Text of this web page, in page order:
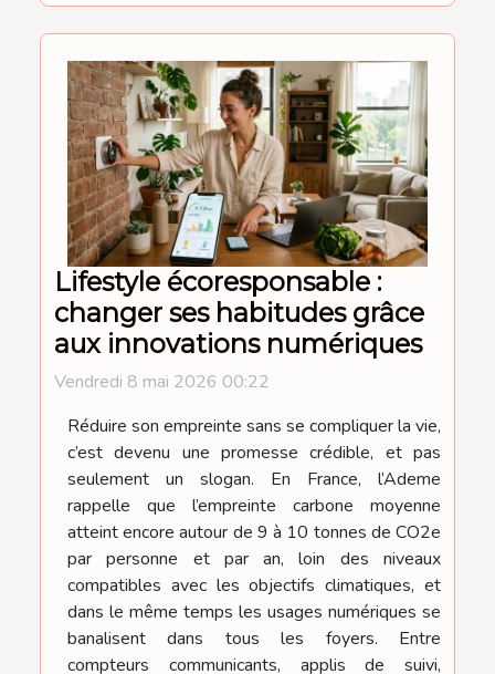
Lifestyle écoresponsable :
changer ses habitudes grâce
aux innovations numériques
Vendredi 8 mai 2026 00:22
Réduire son empreinte sans se compliquer la vie,
c’est devenu une promesse crédible, et pas
seulement un slogan. En France, l’Ademe
rappelle que l’empreinte carbone moyenne
atteint encore autour de 9 à 10 tonnes de CO2e
par personne et par an, loin des niveaux
compatibles avec les objectifs climatiques, et
dans le même temps les usages numériques se
banalisent dans tous les foyers. Entre
compteurs communicants, applis de suivi,